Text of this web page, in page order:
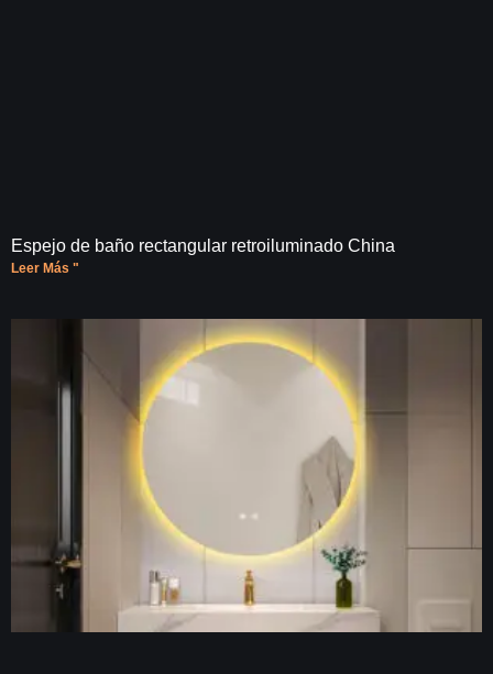
Espejo de baño rectangular retroiluminado China
Leer Más "